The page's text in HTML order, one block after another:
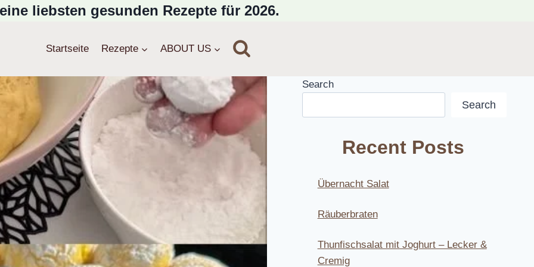
liebsten gesunden Rezepte für 2026.
Startseite Rezepte ABOUT US
Search
Search
Recent Posts
Übernacht Salat
Räuberbraten
Thunfischsalat mit Joghurt – Lecker &
Cremig